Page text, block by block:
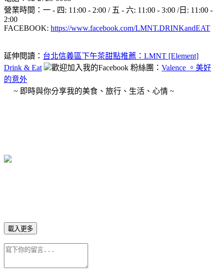
營業時間：一 - 四: 11:00 - 2:00 / 五 - 六: 11:00 - 3:00 /日: 11:00 -
2:00
FACEBOOK: https://www.facebook.com/LMNT.DRINKandEAT
延伸閱讀： 台北信義區下午茶甜點推薦：LMNT [Element]
Drink & Eat
歡迎加入我的Facebook 粉絲團： Valence 。美好
的意外
~ 即時與你分享我的美食、旅行、生活、心情 ~
載入更多